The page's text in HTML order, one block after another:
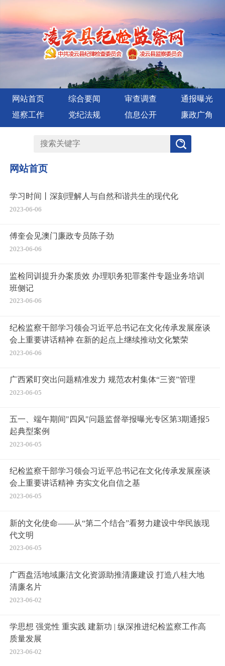
网站首页 综合要闻 审查调查
通报曝光
巡察工作
党纪法规 信息公开 廉政广角
网站首页
学习时间丨深刻理解人与自然和谐共生的现代化
2023-06-06
傅奎会见澳门廉政专员陈子劲
2023-06-06
监检同训提升办案质效 办理职务犯罪案件专题业务培训
班侧记
2023-06-06
纪检监察干部学习领会习近平总书记在文化传承发展座谈
会上重要讲话精神 在新的起点上继续推动文化繁荣
2023-06-06
广西紧盯突出问题精准发力 规范农村集体“三资”管理
2023-06-05
五一、端午期间"四风"问题监督举报曝光专区第3期通报5
起典型案例
2023-06-05
纪检监察干部学习领会习近平总书记在文化传承发展座谈
会上重要讲话精神 夯实文化自信之基
2023-06-05
新的文化使命——从“第二个结合”看努力建设中华民族现
代文明
2023-06-05
广西盘活地域廉洁文化资源助推清廉建设 打造八桂大地
清廉名片
2023-06-02
学思想 强党性 重实践 建新功 | 纵深推进纪检监察工作高
质量发展
2023-06-02